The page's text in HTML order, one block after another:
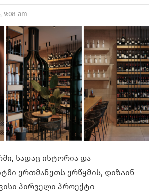
9:08 am
სადაც ისტორია და
ერთმანეთს ერწყმის, დიზაინ
პირველი პროექტი